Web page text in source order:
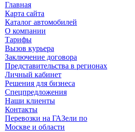
Главная
Карта сайта
Каталог автомобилей
О компании
Тарифы
Вызов курьера
Заключение договора
Представительства в регионах
Личный кабинет
Решения для бизнеса
Спецпредложения
Наши клиенты
Контакты
Перевозки на ГАЗели по
Москве и области